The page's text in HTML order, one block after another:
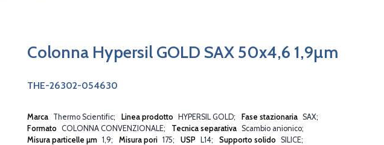
Colonna Hypersil GOLD SAX 50x4,6 1,9µm
THE-26302-054630
Marca Thermo Scientific Linea prodotto HYPERSIL GOLD Fase stazionaria SAX
Formato COLONNA CONVENZIONALE Tecnica separativa Scambio anionico
Misura particelle µm 1,9 Misura pori 175 USP L14 Supporto solido SILICE